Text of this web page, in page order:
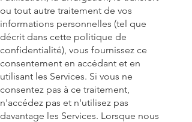
ou tout autre traitement de vos
informations personnelles (tel que
décrit dans cette politique de
confidentialité), vous fournissez ce
consentement en accédant et en
utilisant les Services. Si vous ne
consentez pas à ce traitement,
n'accédez pas et n'utilisez pas
davantage les Services. Lorsque nous